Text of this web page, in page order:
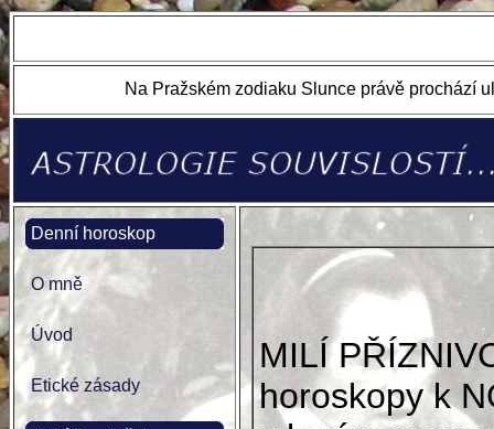
Na Pražském zodiaku Slunce právě prochází
Denní horoskop
O mně
Úvod
Etické zásady
MILÍ
horoskopy k